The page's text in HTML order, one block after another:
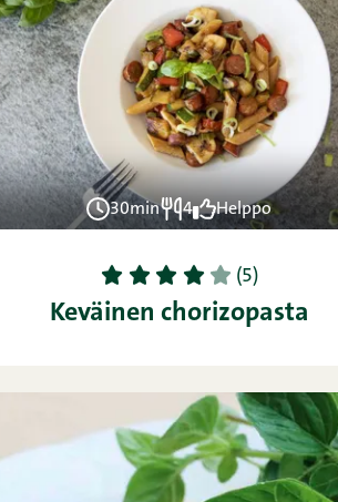
30min 4 Helppo
1 2 3 4 5 (5)
Keväinen chorizopasta